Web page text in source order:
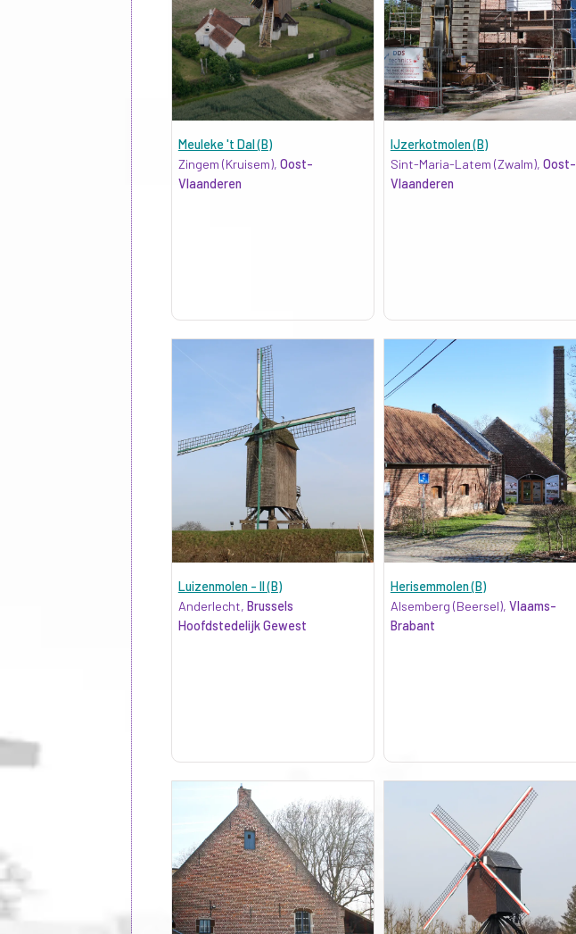
Meuleke 't Dal (B)
Zingem (Kruisem), Oost-
Vlaanderen
IJzerkotmolen (B)
Sint-Maria-Latem (Zwalm), Oost-
Vlaanderen
Luizenmolen - II (B)
Anderlecht, Brussels
Hoofdstedelijk Gewest
Herisemmolen (B)
Alsemberg (Beersel), Vlaams-
Brabant